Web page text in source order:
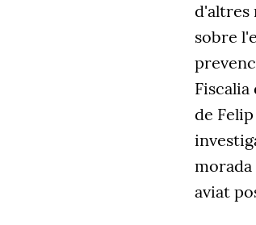
d'altres
sobre
de
morada
aviat